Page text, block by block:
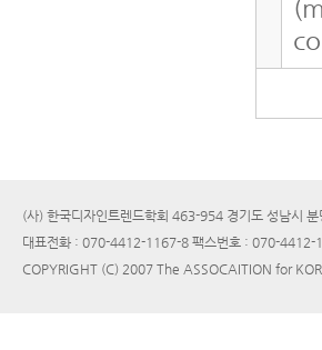
(사) 한국디자인트렌드학회 463-954 경기도 성남시
대표전화 : 070-4412-1167-8 팩스번호 : 070-4412-
COPYRIGHT (C) 2007 The ASSOCAITION for